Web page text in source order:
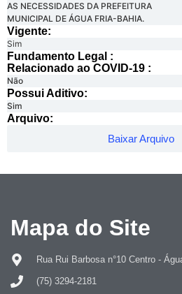
AS NECESSIDADES DA PREFEITURA
MUNICIPAL DE ÁGUA FRIA-BAHIA.
Vigente:
Sim
Fundamento Legal :​
Relacionado ao COVID-19 :​
Não
Possui Aditivo:​
Sim
Arquivo:
Baixar Arquivo
Mapa do Site
Rua Rui Barbosa n°10 Centro -
(75) 3294-2181